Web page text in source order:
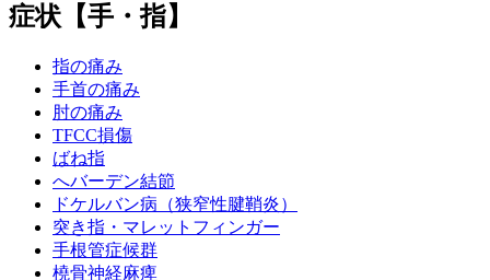
症状【手・指】
指の痛み
手首の痛み
肘の痛み
TFCC損傷
ばね指
へバーデン結節
ドケルバン病（狭窄性腱鞘炎）
突き指・マレットフィンガー
手根管症候群
橈骨神経麻痺